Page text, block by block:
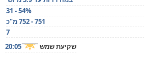
31 - 54%
751 - 752 מ"כ
7
שקיעת שמש 20:05